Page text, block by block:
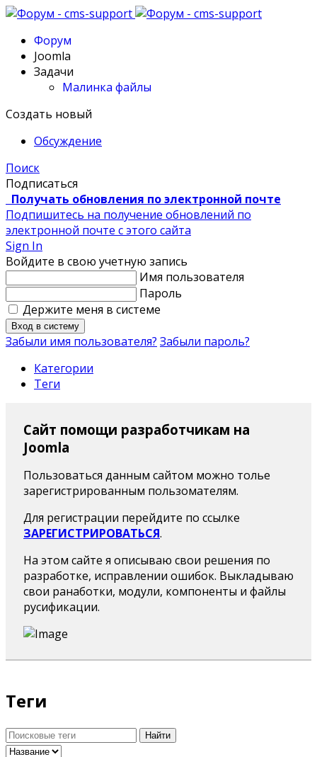
Форум
Joomla
Задачи
Малинка файлы
Создать новый
Обсуждение
Поиск
Подписаться
Получать обновления по электронной почте
Подпишитесь на получение обновлений по
электронной почте с этого сайта
Sign In
Войдите в свою учетную запись
Имя пользователя
Пароль
Держите меня в системе
Вход в систему
Забыли имя пользователя? Забыли пароль?
Категории
Теги
Сайт помощи разработчикам на
Joomla
Пользоваться данным сайтом можно толье
зарегистрированным пользомателям.
Для регистрации перейдите по ссылке
ЗАРЕГИСТРИРОВАТЬСЯ.
На этом сайте я описываю свои решения по
разработке, исправлении ошибок. Выкладываю
свои ранаботки, модули, компоненты и файлы
русификации.
Теги
Найти